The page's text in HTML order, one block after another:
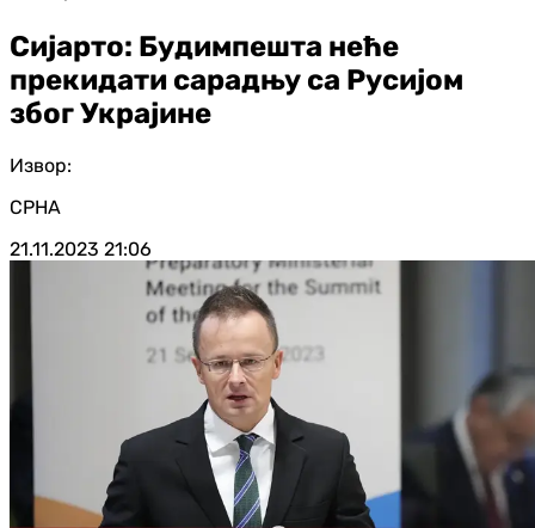
Сијарто: Будимпешта неће
прекидати сарадњу са Русијом
због Украјине
Извор:
СРНА
21.11.2023 21:06